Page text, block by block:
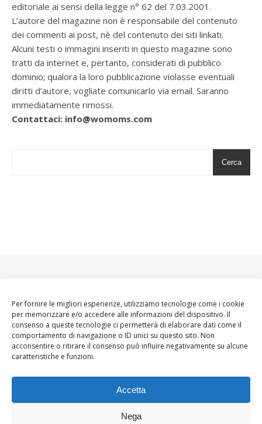
Per fornire le migliori esperienze, utilizziamo tecnologie come i cookie
per memorizzare e/o accedere alle informazioni del dispositivo. Il
consenso a queste tecnologie ci permetterà di elaborare dati come il
comportamento di navigazione o ID unici su questo sito. Non
acconsentire o ritirare il consenso può influire negativamente su alcune
caratteristiche e funzioni.
Accetta
Nega
editoriale ai sensi della legge n° 62 del 7.03.2001.
L’autore del magazine non è responsabile del contenuto
dei commenti ai post, nè del contenuto dei siti linkati.
Alcuni testi o immagini inseriti in questo magazine sono
tratti da internet e, pertanto, considerati di pubblico
dominio; qualora la loro pubblicazione violasse eventuali
diritti d’autore, vogliate comunicarlo via email. Saranno
immediatamente rimossi.
Contattaci: info@womoms.com
Cerca